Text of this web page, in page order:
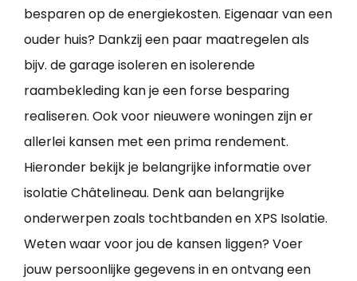
besparen op de energiekosten. Eigenaar van een
ouder huis? Dankzij een paar maatregelen als
bijv. de garage isoleren en isolerende
raambekleding kan je een forse besparing
realiseren. Ook voor nieuwere woningen zijn er
allerlei kansen met een prima rendement.
Hieronder bekijk je belangrijke informatie over
isolatie Châtelineau. Denk aan belangrijke
onderwerpen zoals tochtbanden en XPS Isolatie.
Weten waar voor jou de kansen liggen? Voer
jouw persoonlijke gegevens in en ontvang een